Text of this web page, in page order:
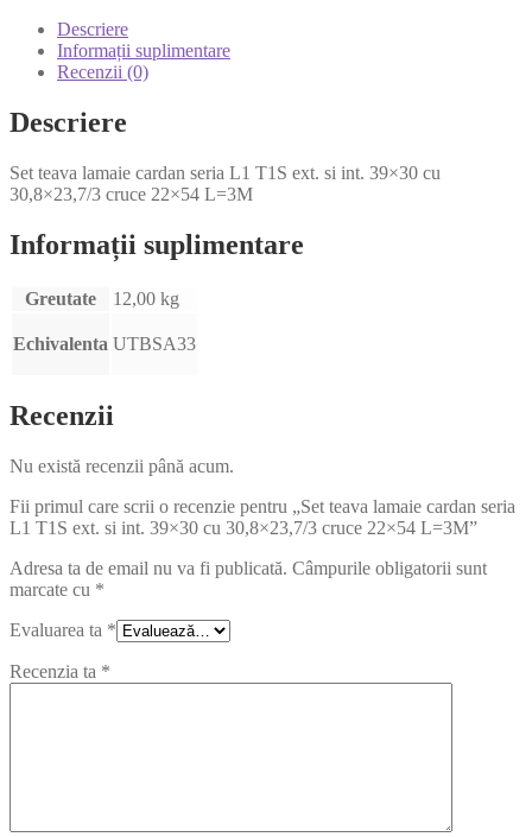
Descriere
Informații suplimentare
Recenzii (0)
Descriere
Set teava lamaie cardan seria L1 T1S ext. si int. 39×30 cu
30,8×23,7/3 cruce 22×54 L=3M
Informații suplimentare
Greutate 12,00 kg
Echivalenta UTBSA33
Recenzii
Nu există recenzii până acum.
Fii primul care scrii o recenzie pentru „Set teava lamaie cardan seria
L1 T1S ext. si int. 39×30 cu 30,8×23,7/3 cruce 22×54 L=3M”
Adresa ta de email nu va fi publicată. Câmpurile obligatorii sunt
marcate cu *
Evaluarea ta *
Recenzia ta *